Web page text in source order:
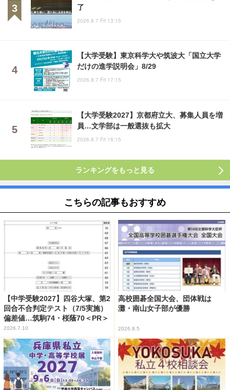
了
2026.8.7 Fri 13:15
【大学受験】東京科学大や筑波大「国立大学
だけの進学説明会」8/29
2026.8.7 Fri 17:15
【大学受験2027】京都府立大、募集人員を増
員…文学部は一般選抜も拡大
2026.8.7 Fri 16:15
ランキングをもっと見る
こちらの記事もおすすめ
【中学受験2027】四谷大塚、第2
回合不合判定テスト（7/5実施）
偏差値…筑駒74・桜蔭70＜PR＞
2026.7.10
高校囲碁全国大会、団体戦は
灘・南山女子部が優勝
2026.8.5